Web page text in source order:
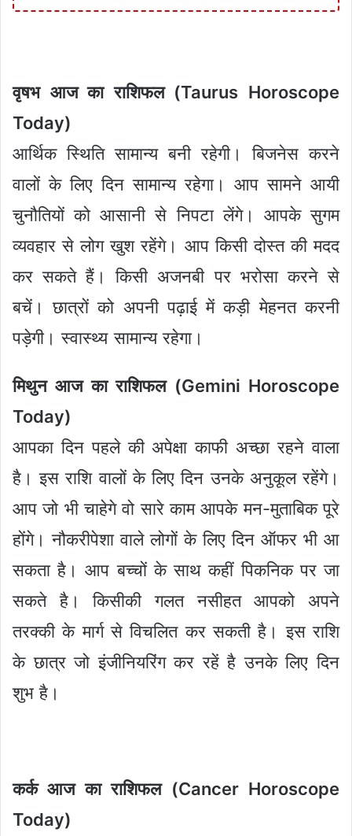
वृषभ आज का राशिफल (Taurus Horoscope
Today)
आर्थिक स्थिति सामान्य बनी रहेगी। बिजनेस करने
वालों के लिए दिन सामान्य रहेगा। आप सामने आयी
चुनौतियों को आसानी से निपटा लेंगे। आपके सुगम
व्यवहार से लोग खुश रहेंगे। आप किसी दोस्त की मदद
कर सकते हैं। किसी अजनबी पर भरोसा करने से
बचें। छात्रों को अपनी पढ़ाई में कड़ी मेहनत करनी
पड़ेगी। स्वास्थ्य सामान्य रहेगा।
मिथुन आज का राशिफल (Gemini Horoscope
Today)
आपका दिन पहले की अपेक्षा काफी अच्छा रहने वाला
है। इस राशि वालों के लिए दिन उनके अनुकूल रहेंगे।
आप जो भी चाहेगे वो सारे काम आपके मन-मुताबिक पूरे
होंगे। नौकरीपेशा वाले लोगों के लिए दिन ऑफर भी आ
सकता है। आप बच्चों के साथ कहीं पिकनिक पर जा
सकते है। किसीकी गलत नसीहत आपको अपने
तरक्की के मार्ग से विचलित कर सकती है। इस राशि
के छात्र जो इंजीनियरिंग कर रहें है उनके लिए दिन
शुभ है।
कर्क आज का राशिफल (Cancer Horoscope
Today)